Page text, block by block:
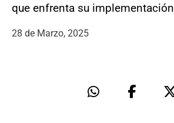
que enfrenta su implementación
28 de Marzo, 2025